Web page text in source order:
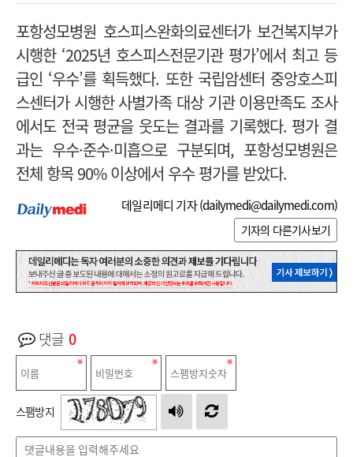
포항성모병원 호스피스완화의료센터가 보건복지부가
시행한 ‘2025년 호스피스전문기관 평가’에서 최고 등
급인 ‘우수’를 획득했다. 또한 국립암센터 중앙호스피
스센터가 시행한 사별가족 대상 기관 이용만족도 조사
에서도 전국 평균을 웃도는 결과를 기록했다. 평가 결
과는 우수·준수·미흡으로 구분되며, 포항성모병원은
전체 항목 90% 이상에서 우수 평가를 받았다.
데일리메디 기자 (dailymedi@dailymedi.com)
기자의 다른기사보기
댓글 0
스팸방지